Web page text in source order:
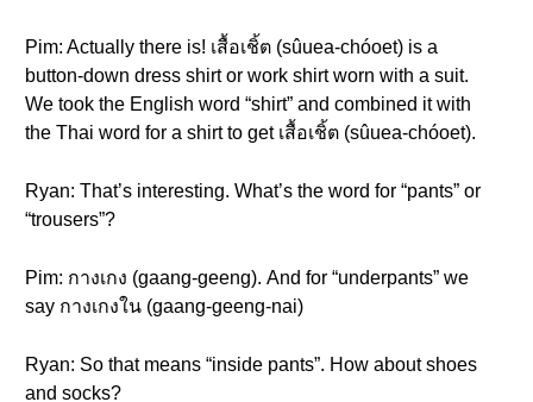
Pim: Actually there is! เสื้อเชิ้ต (sûuea-chóoet) is a
button-down dress shirt or work shirt worn with a suit.
We took the English word “shirt” and combined it with
the Thai word for a shirt to get เสื้อเชิ้ต (sûuea-chóoet).
Ryan: That’s interesting. What’s the word for “pants” or
“trousers”?
Pim: กางเกง (gaang-geeng). And for “underpants” we
say กางเกงใน (gaang-geeng-nai)
Ryan: So that means “inside pants”. How about shoes
and socks?